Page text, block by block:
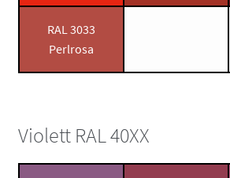
RAL 3033
Perlrosa
Violett RAL 40XX